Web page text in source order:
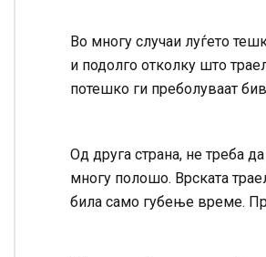
Во многу случаи луѓето
и подолго отколку што
потешко ги преболуваат
Од друга страна, не треба
многу полошо. Врската
била само губење време.